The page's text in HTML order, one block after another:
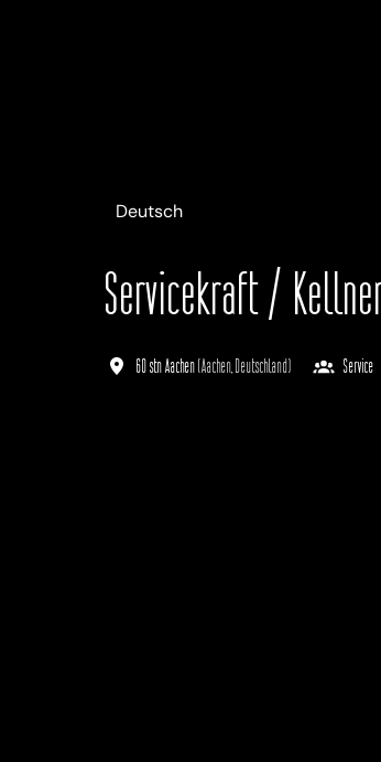
Deutsch
Servicekraft /
60 stn Aachen Aachen Deutschland) Service